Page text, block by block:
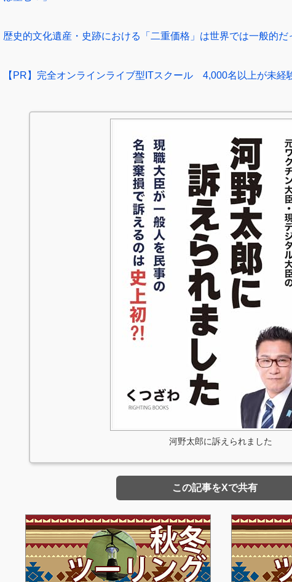
歴史的文化遺産・史跡における「二重価格」は世界では一般的だ
【PR】完全オンラインライブ型ITスクール 4,000名以上が未経
河野太郎に訴えられました
この記事をXで共有